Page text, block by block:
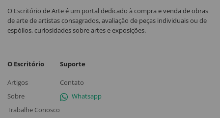
O Escritório de Arte é um portal dedicado à compra e venda de obras
de arte de artistas consagrados, avaliação de peças individuais ou de
espólios, curiosidades sobre artes e exposições.
O Escritório
Artigos
Sobre
Trabalhe Conosco
Suporte
Contato
Whatsapp